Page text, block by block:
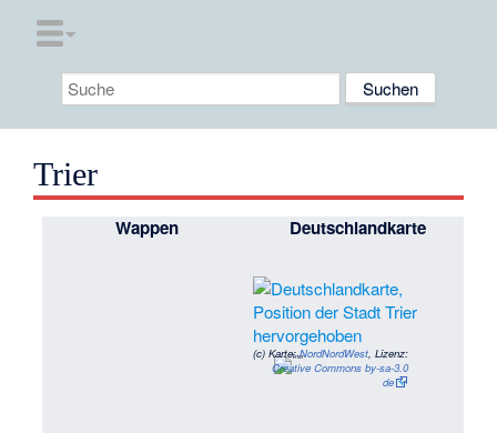
Trier
Wappen Deutschlandkarte
(c) Karte:NordNordWest, Lizenz:
Creative Commons by-sa-3.0
de